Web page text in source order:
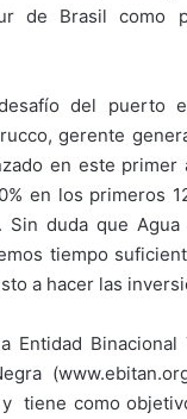
de Brasil como
del puerto
gerente
en este
en los primeros
Sin duda que
tiempo
a hacer las
Entidad Binacional
y tiene como